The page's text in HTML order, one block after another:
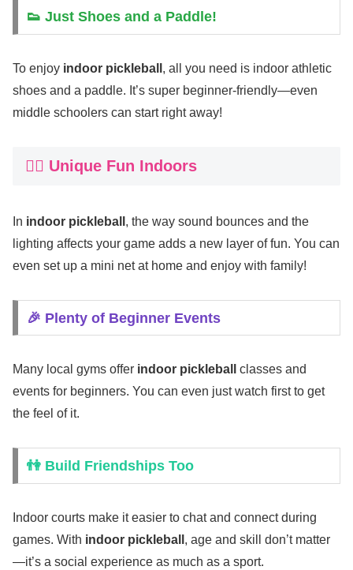
👟 Just Shoes and a Paddle!
To enjoy indoor pickleball , all you need is indoor athletic
shoes and a paddle. It’s super beginner-friendly—even
middle schoolers can start right away!
🤸‍♀️ Unique Fun Indoors
In indoor pickleball , the way sound bounces and the
lighting affects your game adds a new layer of fun. You can
even set up a mini net at home and enjoy with family!
🎉 Plenty of Beginner Events
Many local gyms offer indoor pickleball
classes and
events for beginners. You can even just watch first to get
the feel of it.
👫 Build Friendships Too
Indoor courts make it easier to chat and connect during
games. With indoor pickleball , age and skill don’t matter
—it’s a social experience as much as a sport.